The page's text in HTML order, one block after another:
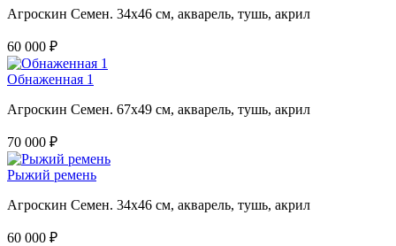
Агроскин Семен. 34х46 см, акварель, тушь, акрил
60 000 ₽
Обнаженная 1
Агроскин Семен. 67х49 см, акварель, тушь, акрил
70 000 ₽
Рыжий ремень
Агроскин Семен. 34х46 см, акварель, тушь, акрил
60 000 ₽